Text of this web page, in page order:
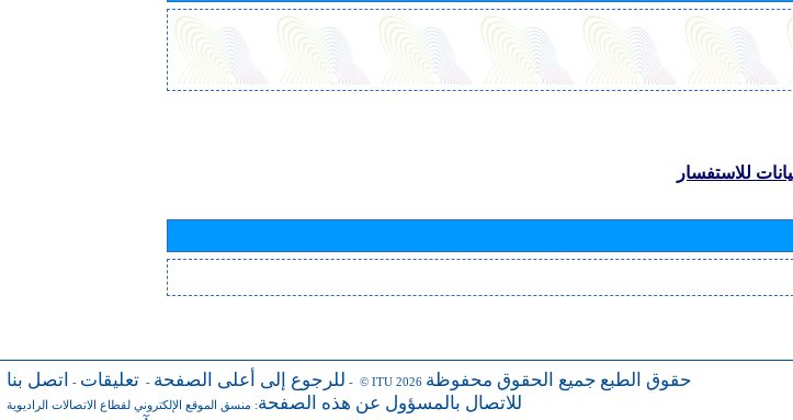
للاستفسار
للرجوع إلى أعلى الصفحة - تعليقات - اتصل بنا - © ITU 2026 حقوق الطبع جميع الحقوق محفوظة
للاتصال بالمسؤول عن هذه الصفحة: منسق الموقع الإلكتروني لقطاع الاتصالات الراديوية